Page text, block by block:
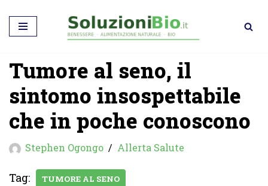
Vai
contenuto
Tumore al seno, il
sintomo insospettabile
che in poche conoscono
Stephen Ogongo Allerta Salute
Tag: TUMORE AL SENO